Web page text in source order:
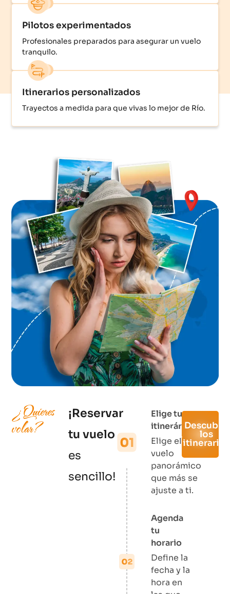
Pilotos experimentados
Profesionales preparados para asegurar un vuelo
tranquilo.
Itinerarios personalizados
Trayectos a medida para que vivas lo mejor de Río.
¿Quieres
volar?
¡Reservar
tu vuelo
es
sencillo!
Elige tu
itinerário
Elige el
vuelo
panorámico
que más se
ajuste a ti.
Agenda
tu
horario
Define la
fecha y la
hora en
Descubrir
los
itinerarios